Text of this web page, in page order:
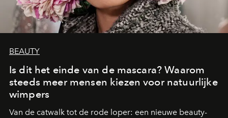
BEAUTY
Is dit het einde van de mascara? Waarom
steeds meer mensen kiezen voor natuurlijke
wimpers
Van de catwalk tot de rode loper: een nieuwe beauty-